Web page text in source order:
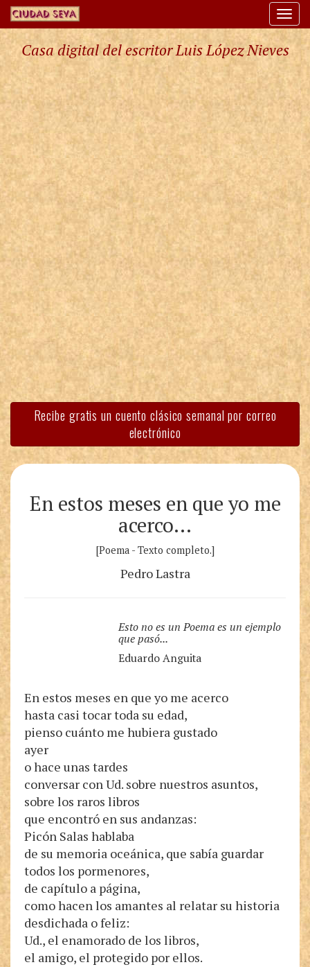
Casa digital del escritor Luis López Nieves
Recibe gratis un cuento clásico semanal por correo
electrónico
En estos meses en que yo me
acerco…
[Poema - Texto completo.]
Pedro Lastra
Esto no es un Poema es un ejemplo
que pasó...
Eduardo Anguita
En estos meses en que yo me acerco
hasta casi tocar toda su edad,
pienso cuánto me hubiera gustado
ayer
o hace unas tardes
conversar con Ud. sobre nuestros asuntos,
sobre los raros libros
que encontró en sus andanzas:
Picón Salas hablaba
de su memoria oceánica, que sabía guardar
todos los pormenores,
de capítulo a página,
como hacen los amantes al relatar su historia
desdichada o feliz:
Ud., el enamorado de los libros,
el amigo, el protegido por ellos.